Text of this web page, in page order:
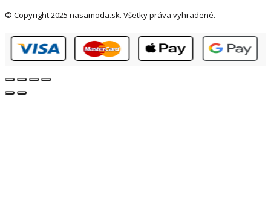
© Copyright 2025 nasamoda.sk. Všetky práva vyhradené.